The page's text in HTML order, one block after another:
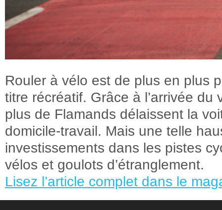
Rouler à vélo est de plus en plus
titre récréatif. Grâce à l’arrivée
plus de Flamands délaissent la
domicile-travail. Mais une telle
investissements dans les pistes
vélos et goulots d’étranglement.
Lisez l’article complet dans le